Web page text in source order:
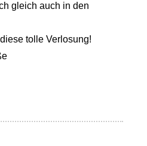
gleich auch in den
tolle Verlosung!